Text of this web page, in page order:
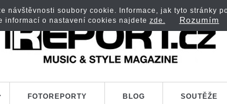
FOTOREPORTY BLOG SOUTĚŽE
soubory cookie. Informace, jak tyto stránky
informací o nastavení cookies najdete zde. Rozumím